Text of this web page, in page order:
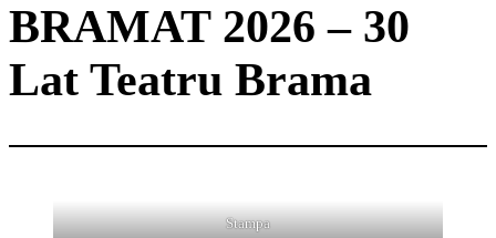
BRAMAT 2026 – 30
Lat Teatru Brama
Stampa